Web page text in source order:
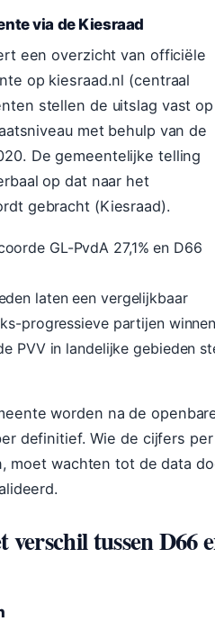
via de Kiesraad
een overzicht van officiële
op kiesraad.nl (centraal
stellen de uitslag vast op
met behulp van de
De gemeentelijke telling
op dat naar het
gebracht (Kiesraad).
GL-PvdA 27,1% en D66
laten een vergelijkbaar
progressieve partijen
PVV in landelijke gebieden
worden na de
definitief. Wie de cijfers per
moet wachten tot de data
verschil tussen D66